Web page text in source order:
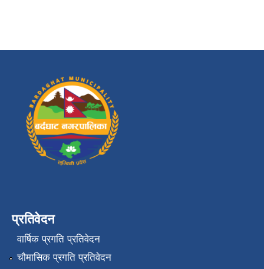
प्रतिवेदन
वार्षिक प्रगति प्रतिवेदन
चौमासिक प्रगति प्रतिवेदन